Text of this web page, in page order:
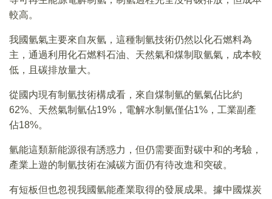
較高。
我國氫氣主要來自灰氫，這種制氫技術仍然以化石燃料為
主，通過利用化石燃料石油、天然氣和煤制取氫氣，成本較
低，且碳排放量大。
從國内現有制氫技術構成看，來自煤制氫的氫氣佔比約
62%、天然氣制氫佔19%，電解水制氫僅佔1%，工業副產
佔18%。
氫能這類新能源很有誘惑力，但仍需要面對碳中和的考驗，
產業上遊的制氫技術在減碳方面仍有待改進和突破。
有短板但也忽視我國氫能產業取得的發展成果。據中國煤炭